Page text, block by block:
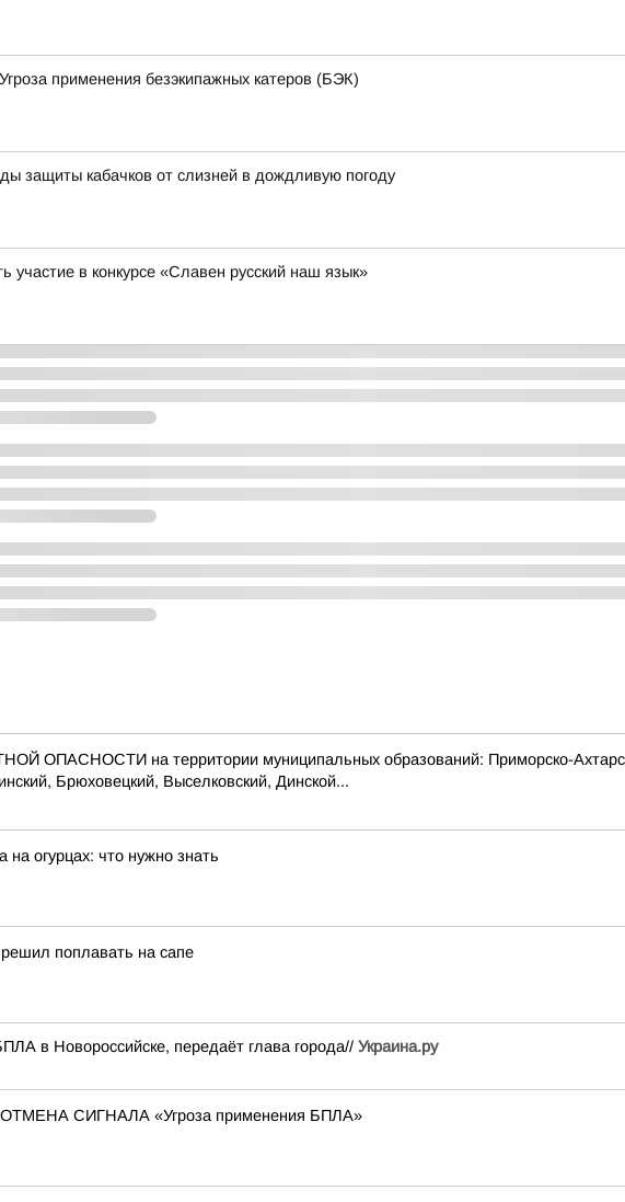
применения безэкипажных катеров (БЭК)
защиты кабачков от слизней в дождливую погоду
участие в конкурсе «Славен русский наш язык»
ОПАСНОСТИ на территории муниципальных образований: Приморско-
Брюховецкий, Выселковский, Динской...
на огурцах: что нужно знать
поплавать на сапе
в Новороссийске, передаёт глава города// Украина.ру
ОТМЕНА СИГНАЛА «Угроза применения БПЛА»